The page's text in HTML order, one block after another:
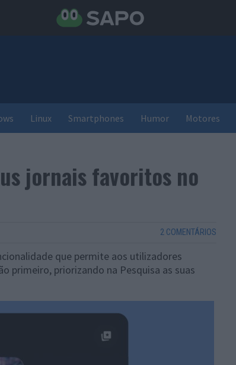
Linux Smartphones Humor Motores
jornais favoritos no
2 COMENTÁRIOS
que permite aos utilizadores
primeiro, priorizando na Pesquisa as suas